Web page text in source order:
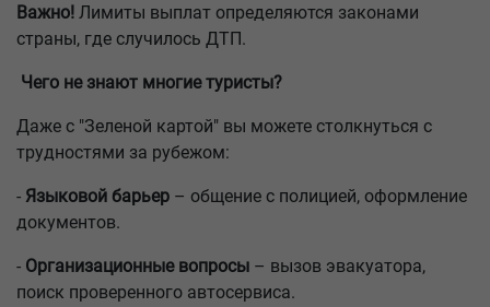
Важно! Лимиты выплат определяются законами
страны, где случилось ДТП.
Чего не знают многие туристы?
Даже с "Зеленой картой" вы можете столкнуться с
трудностями за рубежом:
- Языковой барьер – общение с полицией, оформление
документов.
- Организационные вопросы – вызов эвакуатора,
поиск проверенного автосервиса.